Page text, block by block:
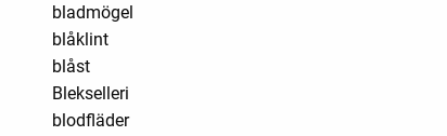
bladmögel
blåklint
blåst
Blekselleri
blodfläder